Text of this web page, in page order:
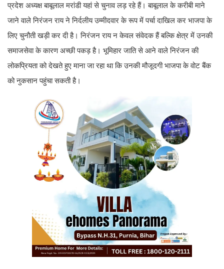
प्रदेश अध्यक्ष बाबूलाल मरांडी यहां से चुनाव लड़ रहे हैं। बाबूलाल के करीबी माने
जाने वाले निरंजन राय ने निर्दलीय उम्मीदवार के रूप में पर्चा दाखिल कर भाजपा के
लिए चुनौती खड़ी कर दी है। निरंजन राय न केवल संवेदक हैं बल्कि क्षेत्र में उनकी
समाजसेवा के कारण अच्छी पकड़ है। भूमिहार जाति से आने वाले निरंजन की
लोकप्रियता को देखते हुए माना जा रहा था कि उनकी मौजूदगी भाजपा के वोट बैंक
को नुकसान पहुंचा सकती है।